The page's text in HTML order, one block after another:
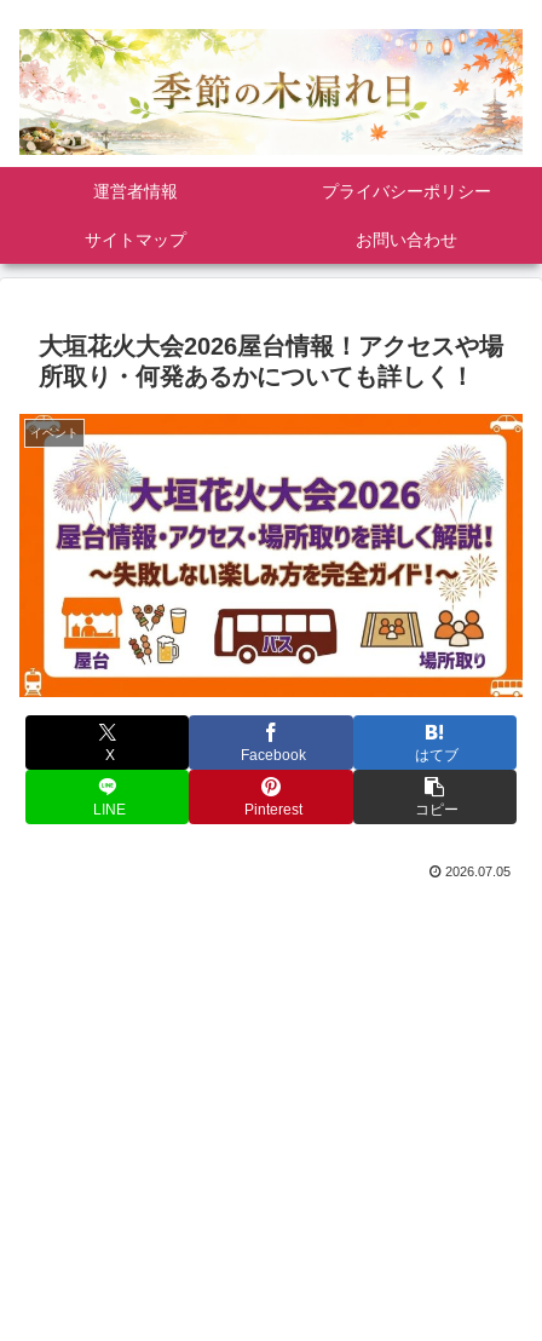
運営者情報 プライバシーポリシー
サイトマップ お問い合わせ
大垣花火大会2026屋台情報！アクセスや場
所取り・何発あるかについても詳しく！
イベント
X Facebook はてブ
LINE Pinterest コピー
2026.07.05